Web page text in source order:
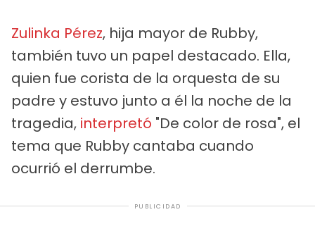
Zulinka Pérez, hija mayor de Rubby,
también tuvo un papel destacado. Ella,
quien fue corista de la orquesta de su
padre y estuvo junto a él la noche de la
tragedia, interpretó "De color de rosa", el
tema que Rubby cantaba cuando
ocurrió el derrumbe.
PUBLICIDAD